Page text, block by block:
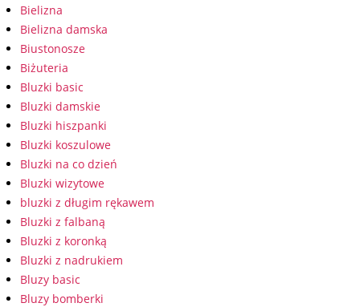
Bielizna
Bielizna damska
Biustonosze
Biżuteria
Bluzki basic
Bluzki damskie
Bluzki hiszpanki
Bluzki koszulowe
Bluzki na co dzień
Bluzki wizytowe
bluzki z długim rękawem
Bluzki z falbaną
Bluzki z koronką
Bluzki z nadrukiem
Bluzy basic
Bluzy bomberki